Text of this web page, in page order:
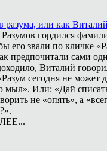
разума, или как
гордился
его звали по кличке
предпочитали сами
Виталий
сегодня не может
мыл». Или: «Дай
не «опять», а